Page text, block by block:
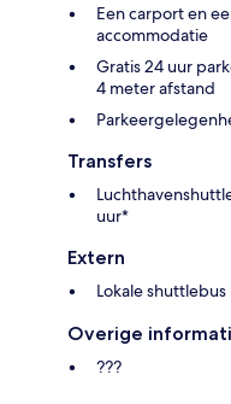
Een carport en
accommodatie
Gratis 24 uur
4 meter afstand
Transfers
uur*
Extern
Lokale
Overige
???